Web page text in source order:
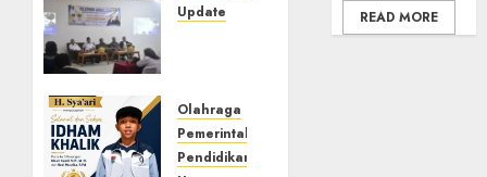
Update
Kegiatan
Pelatihan
Jurnalistik
Olahraga
Pemerintahan
Pendidikan
READ MORE